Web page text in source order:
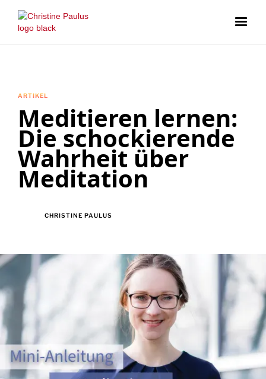
ARTIKEL
Meditieren lernen:
Die schockierende
Wahrheit über
Meditation
CHRISTINE PAULUS